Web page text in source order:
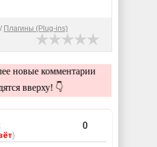
/ Плагины (Plug-ins)
новые комментарии
вверху! 👇
)
0